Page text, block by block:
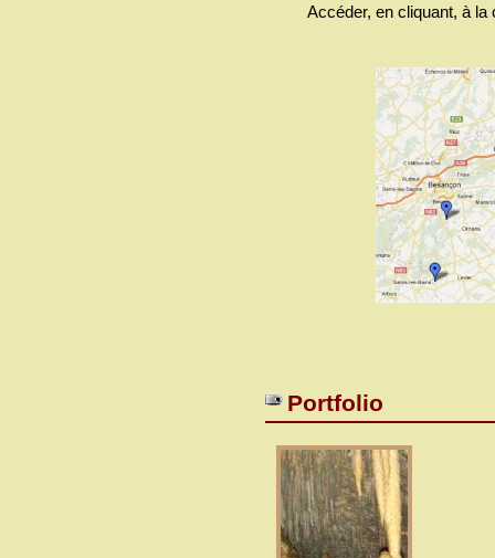
Accéder, en cliquant, à
Portfolio